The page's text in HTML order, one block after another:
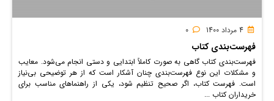
فهرست‌بندی کتاب
فهرست‌بندی کتاب گاهی به صورت کاملاً ابتدایی و دستی انجام می‌شود. معایب
و مشکلات این نوع فهرست‌بندی چنان آشکار است که از هر توضیحی بی‌نیاز
است. فهرست کتاب، اگر صحیح تنظیم شود، یکی از راهنماهای مناسب برای
خریداران کتاب ...